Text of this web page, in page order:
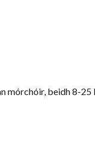
mórchóir, beidh 8-25